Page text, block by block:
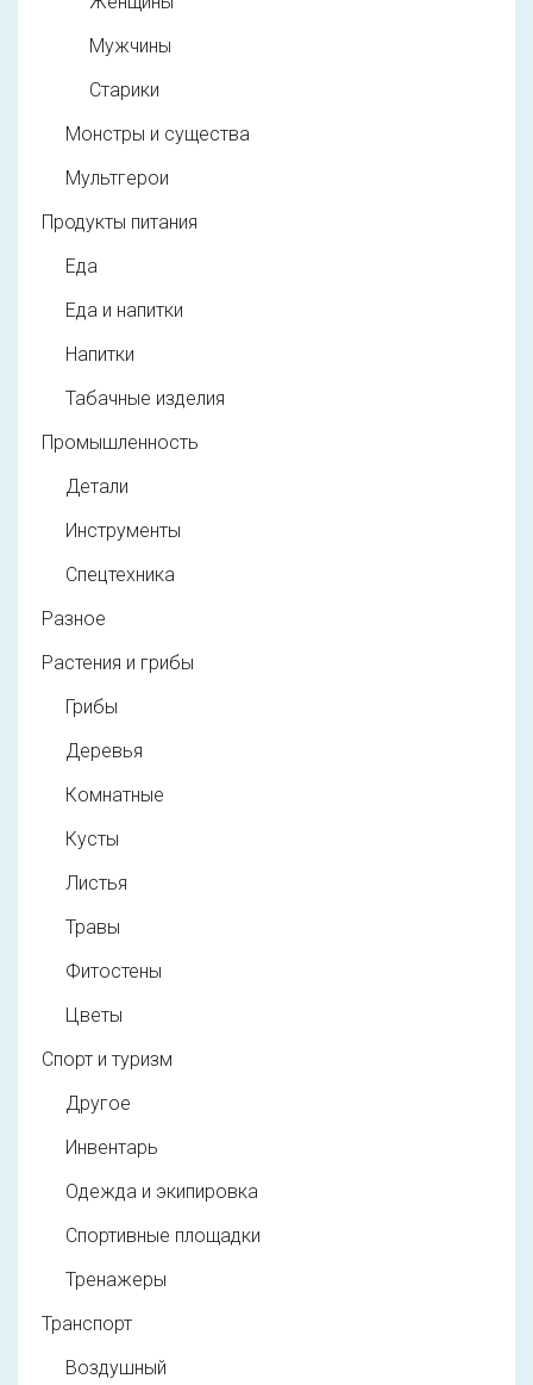
Мужчины
Старики
Монстры и существа
Мультгерои
Продукты питания
Еда
Еда и напитки
Напитки
Табачные изделия
Промышленность
Детали
Инструменты
Спецтехника
Разное
Растения и грибы
Грибы
Деревья
Комнатные
Кусты
Листья
Травы
Фитостены
Цветы
Спорт и туризм
Другое
Инвентарь
Одежда и экипировка
Спортивные площадки
Тренажеры
Транспорт
Воздушный